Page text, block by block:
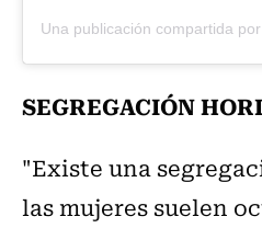
SEGREGACIÓN
"Existe una
las mujeres suelen